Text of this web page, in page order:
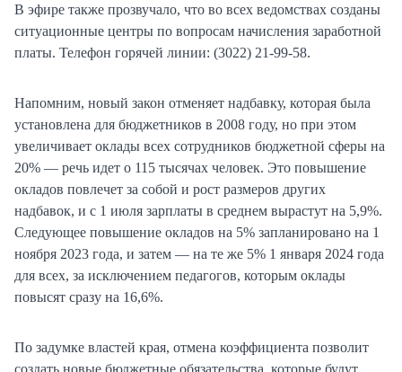
В эфире также прозвучало, что во всех ведомствах созданы
ситуационные центры по вопросам начисления заработной
платы. Телефон горячей линии: (3022) 21-99-58.
Напомним, новый закон отменяет надбавку, которая была
установлена для бюджетников в 2008 году, но при этом
увеличивает оклады всех сотрудников бюджетной сферы на
20% — речь идет о 115 тысячах человек. Это повышение
окладов повлечет за собой и рост размеров других
надбавок, и с 1 июля зарплаты в среднем вырастут на 5,9%.
Следующее повышение окладов на 5% запланировано на 1
ноября 2023 года, и затем — на те же 5% 1 января 2024 года
для всех, за исключением педагогов, которым оклады
повысят сразу на 16,6%.
По задумке властей края, отмена коэффициента позволит
создать новые бюджетные обязательства, которые будут